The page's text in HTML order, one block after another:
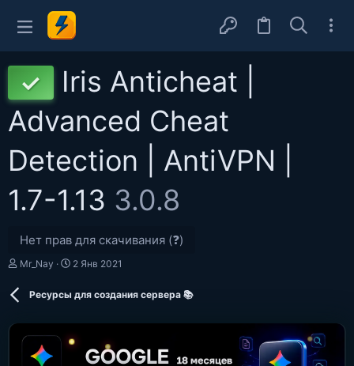
✓
Iris Anticheat |
Advanced Cheat
Detection | AntiVPN |
1.7-1.13 3.0.8
Нет прав для скачивания (❓)
А
Mr_Nay
Д
а
о
з
2 Янв 2021
Ресурсы для создания сервера 📚